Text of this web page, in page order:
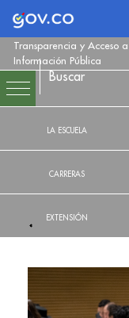
Logo
Transparencia y Acceso
Información Pública
LA ESCUELA
CARRERAS
EXTENSIÓN